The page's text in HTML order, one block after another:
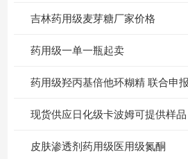
吉林药用级麦芽糖厂家价格
药用级一单一瓶起卖
药用级羟丙基倍他环糊精 联合申
现货供应日化级卡波姆可提供样品
皮肤渗透剂药用级医用级氮酮